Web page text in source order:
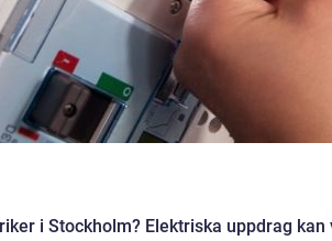
i Stockholm? Elektriska uppdrag